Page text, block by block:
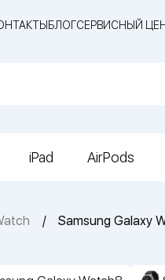
БЛОГСЕРВИСНЫЙ
iPad AirPods
Samsung Galaxy